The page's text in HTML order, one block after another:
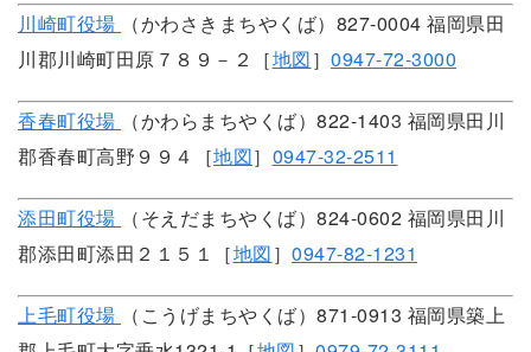
川崎町役場
（かわさきまちやくば）827-0004 福岡県田
川郡川崎町田原７８９－２［地図］ 0947-72-3000
香春町役場
（かわらまちやくば）822-1403 福岡県田川
郡香春町高野９９４［地図］ 0947-32-2511
添田町役場
（そえだまちやくば）824-0602 福岡県田川
郡添田町添田２１５１［地図］ 0947-82-1231
上毛町役場
（こうげまちやくば）871-0913 福岡県築上